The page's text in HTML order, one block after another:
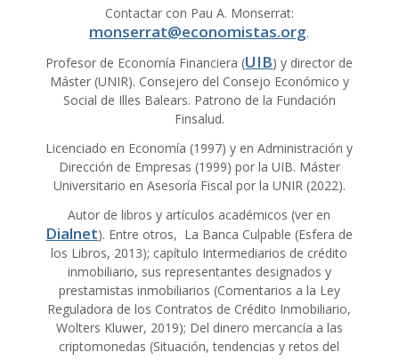
Contactar con Pau A. Monserrat:
monserrat@economistas.org.
Profesor de Economía Financiera (UIB) y director de
Máster (UNIR). Consejero del Consejo Económico y
Social de Illes Balears. Patrono de la Fundación
Finsalud.
Licenciado en Economía (1997) y en Administración y
Dirección de Empresas (1999) por la UIB. Máster
Universitario en Asesoría Fiscal por la UNIR (2022).
Autor de libros y artículos académicos (ver en
Dialnet). Entre otros, La Banca Culpable (Esfera de
los Libros, 2013); capítulo Intermediarios de crédito
inmobiliario, sus representantes designados y
prestamistas inmobiliarios (Comentarios a la Ley
Reguladora de los Contratos de Crédito Inmobiliario,
Wolters Kluwer, 2019); Del dinero mercancía a las
criptomonedas (Situación, tendencias y retos del